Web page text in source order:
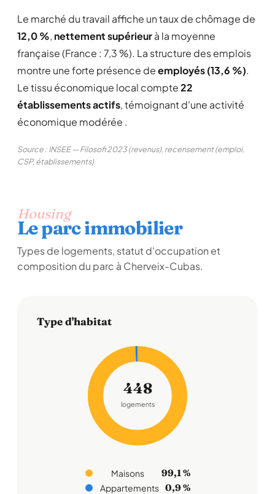
Le marché du travail affiche un taux de chômage de
12,0 %, nettement supérieurà la moyenne
française (France : 7,3 %). La structure des emplois
montre une forte présence deemployés (13,6 %).
Le tissu économique local compte22
établissements actifs, témoignant d'une activité
économique modérée .
Source : INSEE — Filosofi 2023 (revenus), recensement (emploi,
CSP, établissements)
Housing
Le parc immobilier
Types de logements, statut d'occupation et
composition du parc à Cherveix-Cubas.
Type d'habitat
448
logements
Maisons 99,1 %
Appartements 0,9 %